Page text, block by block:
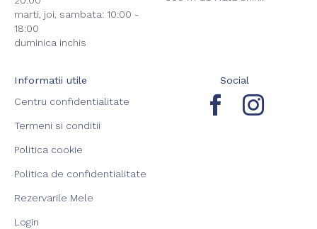
marti, joi, sambata: 10:00 -
18:00
duminica inchis
Informatii utile
Centru confidentialitate
Termeni si conditii
Politica cookie
Politica de confidentialitate
Rezervarile Mele
Login
Social